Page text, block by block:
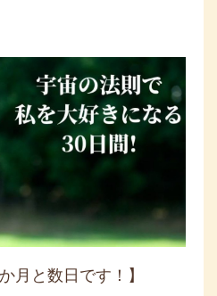
月と数日です！】